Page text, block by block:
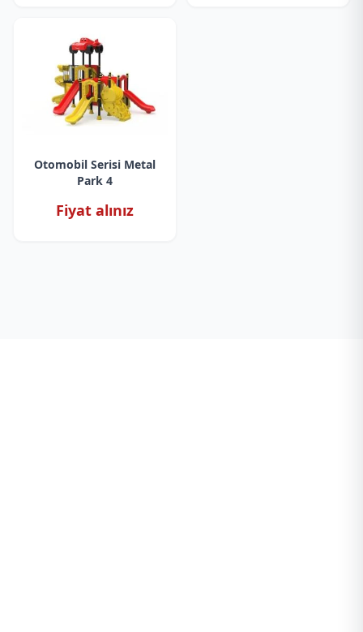
Otomobil Serisi Metal
Park 4
Fiyat alınız